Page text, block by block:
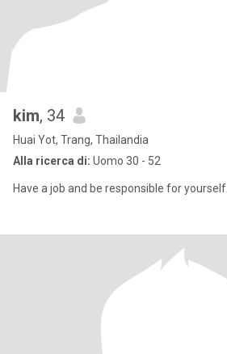
kim, 34
Huai Yot, Trang, Thailandia
Alla ricerca di: Uomo 30 - 52
Have a job and be responsible for yourself.